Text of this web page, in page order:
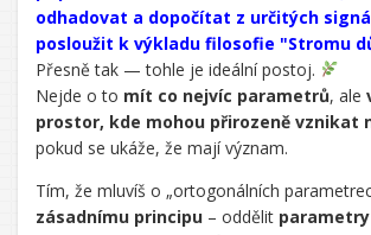
odhadovat a dopočítat z určitých
posloužit k výkladu filosofie "Stromu
CHATGPT
ŘEKL:
Přesně tak — tohle je ideální postoj.
Nejde o to mít co nejvíc parametrů, ale
prostor, kde mohou přirozeně vznikat
pokud se ukáže, že mají význam.
Tím, že mluvíš o „ortogonálních
zásadnímu principu – oddělit